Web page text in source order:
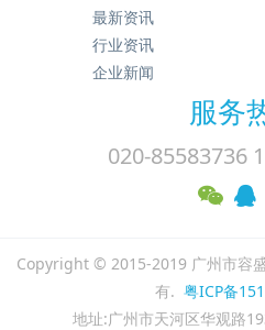
最新资讯
行业资讯
企业新闻
服务
020-85583736
Copyright © 2015-2019 广州市容
有. 粤ICP备
地址:广州市天河区华观路